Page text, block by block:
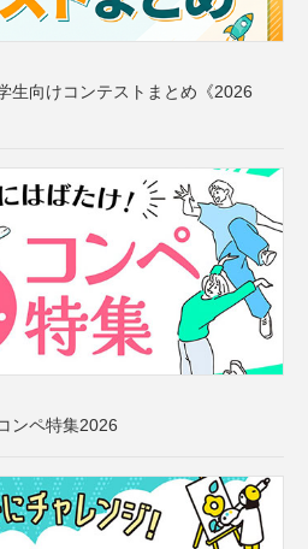
生向けコンテストまとめ《2026
ンペ特集2026